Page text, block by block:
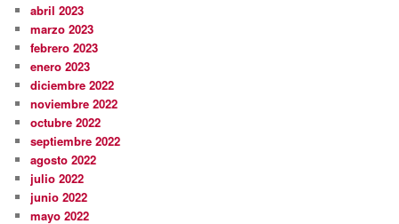
abril 2023
marzo 2023
febrero 2023
enero 2023
diciembre 2022
noviembre 2022
octubre 2022
septiembre 2022
agosto 2022
julio 2022
junio 2022
mayo 2022